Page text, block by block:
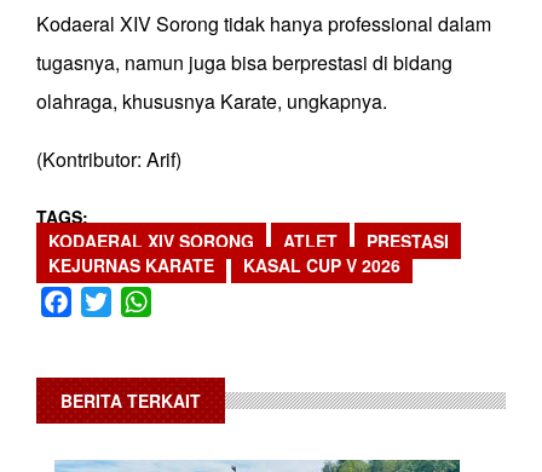
Kodaeral XIV Sorong tidak hanya professional dalam
tugasnya, namun juga bisa berprestasi di bidang
olahraga, khususnya Karate, ungkapnya.
(Kontributor: Arif)
TAGS
KODAERAL XIV SORONG
ATLET
PRESTASI
KEJURNAS KARATE
KASAL CUP V 2026
Facebook
Twitter
BERITA TERKAIT